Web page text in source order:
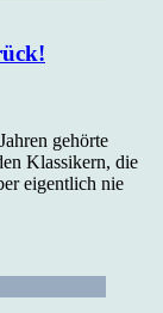
gehörte
Klassikern, die
eigentlich nie